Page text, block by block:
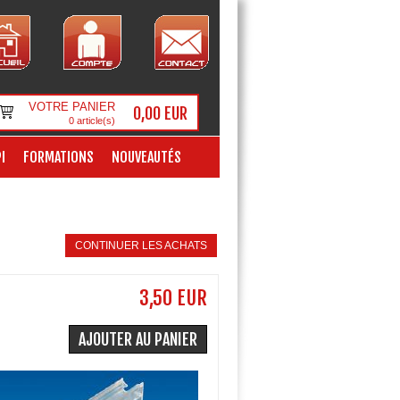
VOTRE PANIER
0article(s) 0,00 EUR
FORMATIONS NOUVEAUTÉS
CONTINUER LES ACHATS
3,50 EUR
AJOUTER AU PANIER